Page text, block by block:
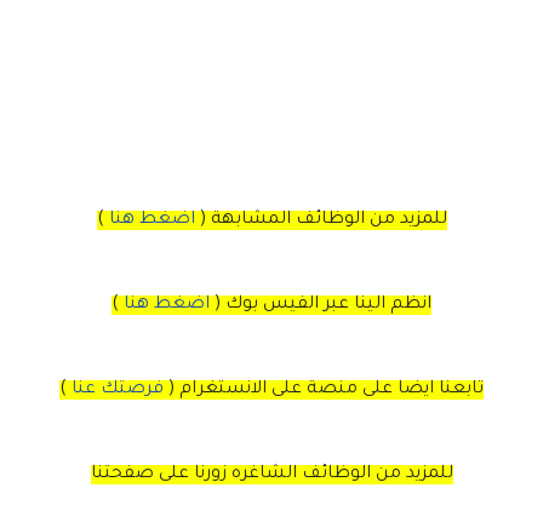
للمزيد من الوظائف المشابهة ( اضغط هنا )
انظم الينا عبر الفيس بوك ( اضغط هنا )
تابعنا ايضا على منصة على الانستغرام ( فرصتك عنا )
للمزيد من الوظائف الشاغره زورنا على صفحتنا